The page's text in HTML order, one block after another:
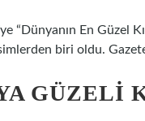
“Dünyanın En Güzel
biri oldu.
GÜZELI